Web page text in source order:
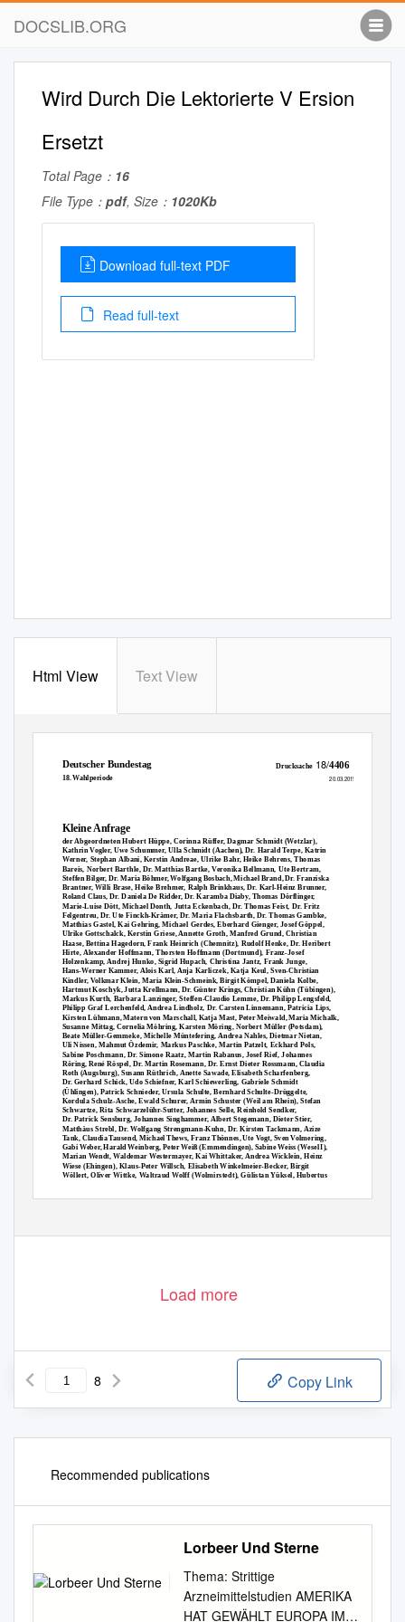
DOCSLIB.ORG
Wird Durch Die Lektorierte V Ersion
Ersetzt
Total Page： 16
File Type： pdf, Size： 1020Kb
Download full-text PDF
Read full-text
Html View Text View
Deutscher Bundestag Drucksache 18/4406
18. Wahlperiode 20.03.2015
Kleine Anfrage
der Abgeordneten Hubert Hüppe, Corinna Rüffer, Dagmar Schmidt (Wetzlar),
Kathrin Vogler, Uwe Schummer, Ulla Schmidt (Aachen), Dr. Harald Terpe, Katrin
Werner, Stephan Albani, Kerstin Andreae, Ulrike Bahr, Heike Behrens, Thomas
Bareis, Norbert Barthle, Dr. Matthias Bartke, Veronika Bellmann, Ute Bertram,
Steffen Bilger, Dr. Maria Böhmer, Wolfgang Bosbach, Michael Brand, Dr. Franziska
Brantner, Willi Brase, Heike Brehmer, Ralph Brinkhaus, Dr. Karl-Heinz Brunner,
Roland Claus, Dr. Daniela De Ridder, Dr. Karamba Diaby, Thomas Dörflinger,
Marie-Luise Dött, Michael Donth, Jutta Eckenbach, Dr. Thomas Feist, Dr. Fritz
Felgentreu, Dr. Ute Finckh-Krämer, Dr. Maria Flachsbarth, Dr. Thomas Gambke,
Matthias Gastel, Kai Gehring, Michael Gerdes, Eberhard Gienger, Josef Göppel,
Ulrike Gottschalck, Kerstin Griese, Annette Groth, Manfred Grund, Christian
Haase, Bettina Hagedorn, Frank Heinrich (Chemnitz), Rudolf Henke, Dr. Heribert
Hirte, Alexander Hoffmann, Thorsten Hoffmann (Dortmund), Franz-Josef
Holzenkamp, Andrej Hunko, Sigrid Hupach, Christina Jantz, Frank Junge,
Hans-Werner Kammer, Alois Karl, Anja Karliczek, Katja Keul, Sven-Christian
Kindler, Volkmar Klein, Maria Klein-Schmeink, Birgit Kömpel, Daniela Kolbe,
Hartmut Koschyk, Jutta Krellmann, Dr. Günter Krings, Christian Kühn (Tübingen),
Markus Kurth, Barbara Lanzinger, Steffen-Claudio Lemme, Dr. Philipp Lengsfeld,
Philipp Graf Lerchenfeld, Andrea Lindholz, Dr. Carsten Linnemann, Patricia Lips,
Kirsten Lühmann, Matern von Marschall, Katja Mast, Peter Meiwald, Maria Michalk,
Susanne Mittag, Cornelia Möhring, Karsten Möring, Norbert Müller (Potsdam),
Beate Müller-Gemmeke, Michelle Müntefering, Andrea Nahles, Dietmar Nietan,
Uli Nissen, Mahmut Özdemir, Markus Paschke, Martin Patzelt, Eckhard Pols,
Sabine Poschmann, Dr. Simone Raatz, Martin Rabanus, Josef Rief, Johannes
Röring, René Röspel, Dr. Martin Rosemann, Dr. Ernst Dieter Rossmann, Claudia
Roth (Augsburg), Susann Rüthrich, Anette Sawade, Elisabeth Scharfenberg,
Dr. Gerhard Schick, Udo Schiefner, Karl Schiewerling, Gabriele Schmidt
(Ühlingen), Patrick Schnieder, Ursula Schulte, Bernhard Schulte-Drüggelte,
Kordula Schulz-Asche, Ewald Schurer, Armin Schuster (Weil am Rhein), Stefan
Schwartze, Rita Schwarzelühr-Sutter, Johannes Selle, Reinhold Sendker,
Dr. Patrick Sensburg, Johannes Singhammer, Albert Stegemann, Dieter Stier,
Matthäus Strebl, Dr. Wolfgang Strengmann-Kuhn, Dr. Kirsten Tackmann, Azize
Tank, Claudia Tausend, Michael Thews, Franz Thönnes, Ute Vogt, Sven Volmering,
Gabi Weber, Harald Weinberg, Peter Weiß (Emmendingen), Sabine Weiss (Wesel I),
Marian Wendt, Waldemar Westermayer, Kai Whittaker, Andrea Wicklein, Heinz
Wiese (Ehingen), Klaus-Peter Willsch, Elisabeth Winkelmeier-Becker, Birgit
Wöllert, Oliver Wittke, Waltraud Wolff (Wolmirstedt), Gülistan Yüksel, Hubertus
Load more
8 Copy Link
Recommended publications
Lorbeer Und Sterne
Thema: Strittige
Arzneimittelstudien AMERIKA
HAT GEWÄHLT EUROPA IM